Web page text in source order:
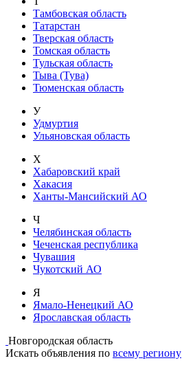
Тамбовская область
Татарстан
Тверская область
Томская область
Тульская область
Тыва (Тува)
Тюменская область
У
Удмуртия
Ульяновская область
Х
Хабаровский край
Хакасия
Ханты-Мансийский АО
Ч
Челябинская область
Чеченская республика
Чувашия
Чукотский АО
Я
Ямало-Ненецкий АО
Ярославская область
Новгородская область
Искать объявления по всему региону